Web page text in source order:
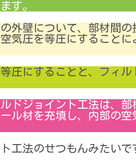
す。
外壁について、部材間の
気圧を等圧にすること
圧にすることと、フィル
ドジョイント工法は、
ル材を充填し、内部の
工法のせつもんみたいで